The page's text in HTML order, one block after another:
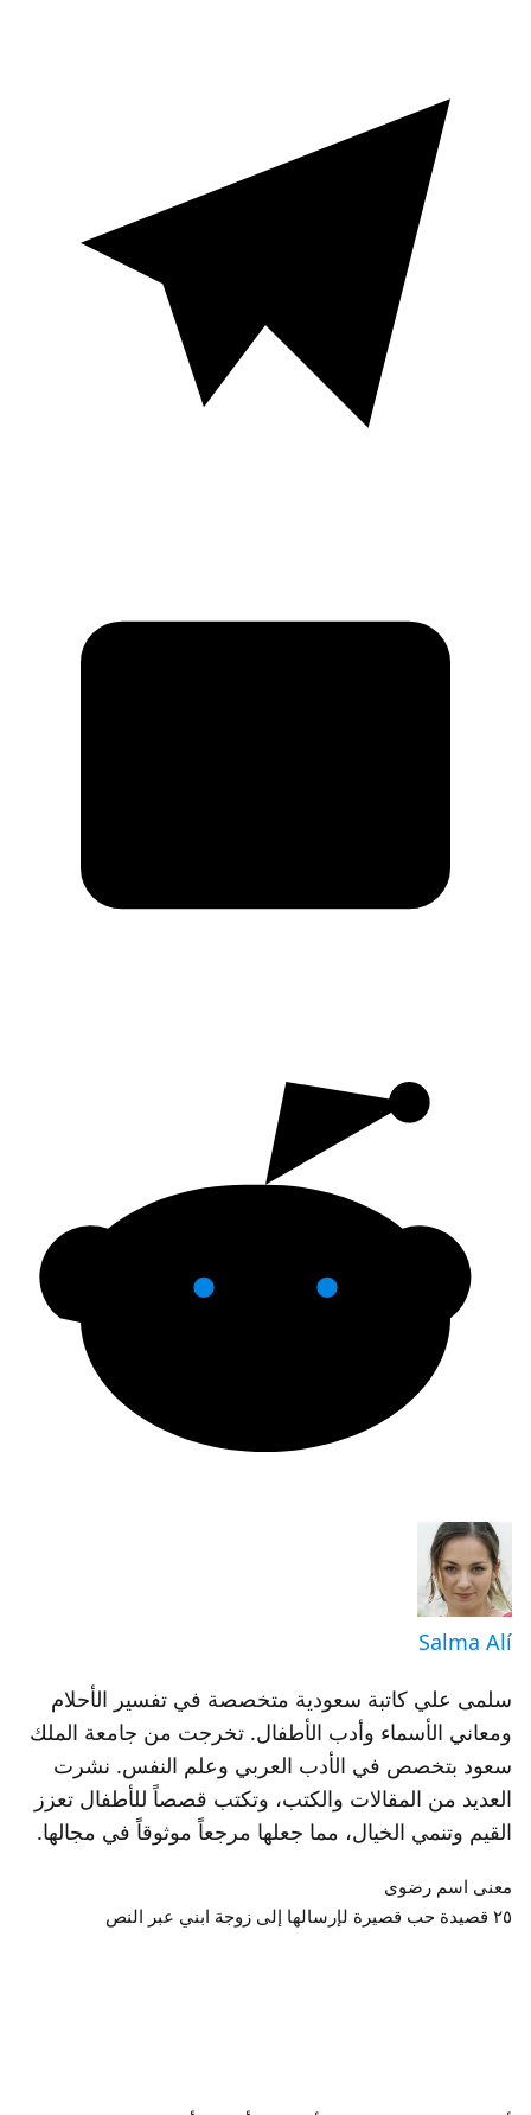
Salma Alí
سلمى علي كاتبة سعودية متخصصة في تفسير الأحلام
ومعاني الأسماء وأدب الأطفال. تخرجت من جامعة الملك
سعود بتخصص في الأدب العربي وعلم النفس. نشرت
العديد من المقالات والكتب، وتكتب قصصاً للأطفال تعزز
القيم وتنمي الخيال، مما جعلها مرجعاً موثوقاً في مجالها.
معنى اسم رضوى
٢٥ قصيدة حب قصيرة لإرسالها إلى زوجة ابني عبر النص